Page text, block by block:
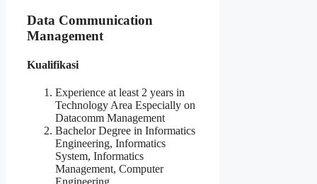
Data Communication
Management
Kualifikasi
Experience at least 2 years in
Technology Area Especially on
Datacomm Management
Bachelor Degree in Informatics
Engineering, Informatics
System, Informatics
Management, Computer